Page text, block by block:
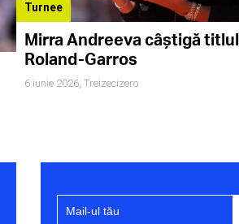
Turnee
Mirra Andreeva câștigă titlul
Roland-Garros
6 iunie 2026, Treizecizero